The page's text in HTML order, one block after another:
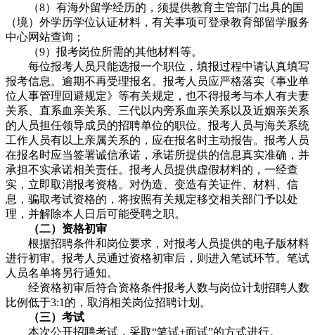
（8）有海外留学经历的，须提供教育主管部门出具的国
（境）外学历学位认证材料，有关事项可登录教育部留学服务
中心网站查询；
（9）报考岗位所需的其他材料等。
每位报考人员只能选报一个职位，填报过程中请认真填写
报考信息。逾期不再受理报名。报考人员应严格落实《事业单
位人事管理回避规定》等有关规定，也不得报考与本人有夫妻
关系、直系血亲关系、三代以内旁系血亲关系以及近姻亲关系
的人员担任领导成员的招聘单位的职位。报考人员与海关系统
工作人员有以上亲属关系的，应在报名时主动报告。报考人员
在报名时应当签署诚信承诺，承诺所提供的信息真实准确，并
承担不实承诺相关责任。报考人员提供虚假材料的，一经查
实，立即取消报考资格。对伪造、变造有关证件、材料、信
息，骗取考试资格的，将按照有关规定移交相关部门予以处
理，并解除本人日后可能受聘之职。
（二）资格初审
根据招聘条件和岗位要求，对报考人员提供的电子版材料
进行初审。报考人员通过资格初审后，则进入笔试环节。笔试
人员名单将另行通知。
经资格初审后符合资格条件报考人数与岗位计划招聘人数
比例低于3:1的，取消相关岗位招聘计划。
（三）考试
本次公开招聘考试，采取“笔试+面试”的方式进行。